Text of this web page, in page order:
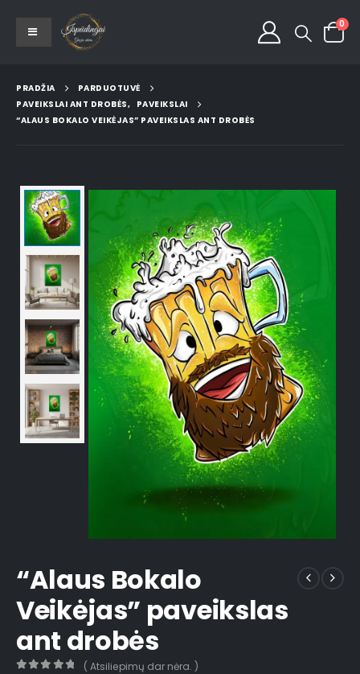
0
PRADŽIA
PARDUOTUVĖ
PAVEIKSLAI ANT DROBĖS, PAVEIKSLAI
“ALAUS BOKALO VEIKĖJAS” PAVEIKSLAS ANT DROBĖS
“Alaus Bokalo
Veikėjas” paveikslas
ant drobės
( Atsiliepimų dar nėra. )